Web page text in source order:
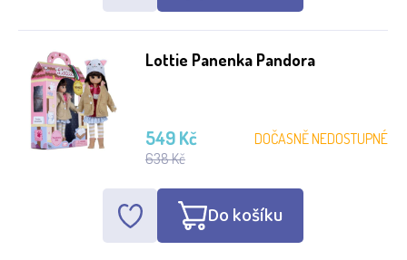
Lottie Panenka Pandora
DOČASNĚ NEDOSTUPNÉ
549 Kč
638 Kč
Do košíku